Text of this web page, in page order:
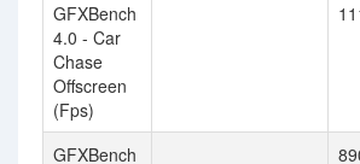
GFXBench
4.0 - Car
Chase
Offscreen
(Fps)
GFXBench